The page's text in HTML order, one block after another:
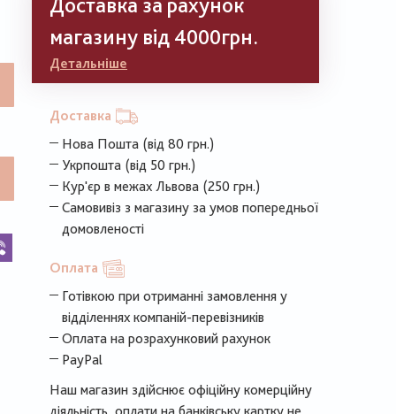
магазину від 4000грн.
Детальніше
Доставка
Нова Пошта (від 80 грн.)
Укрпошта (від 50 грн.)
Кур'єр в межах Львова (250 грн.)
Самовивіз з магазину за умов попередньої
домовленості
Оплата
Готівкою при отриманні замовлення у
відділеннях компаній-перевізників
Оплата на розрахунковий рахунок
PayPal
Наш магазин здійснює офіційну комерційну